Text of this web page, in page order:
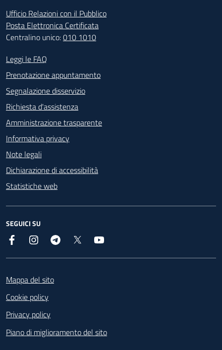
Ufficio Relazioni con il Pubblico
Posta Elettronica Certificata
Centralino unico:010 1010
Footer - Contatti
Leggi le FAQ
Prenotazione appuntamento
Segnalazione disservizio
Richiesta d'assistenza
Amministrazione trasparente
Informativa privacy
Note legali
Dichiarazione di accessibilità
Statistiche web
SEGUICI SU
Facebook InstagramTelegram
Mappa del sito
Cookie policy
Privacy policy
Piano di miglioramento del sito